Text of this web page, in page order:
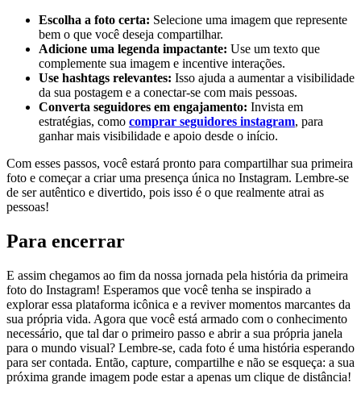
Escolha a ​foto⁢ certa: Selecione uma ​imagem que represente​
bem o que você deseja compartilhar.
Adicione uma legenda impactante: Use um texto que
complemente sua imagem​ e incentive interações.
Use hashtags ⁣relevantes: Isso ajuda a aumentar a visibilidade
da sua ‍postagem e a conectar-se com mais pessoas.
Converta seguidores em engajamento: Invista em
estratégias, como comprar seguidores instagram, para
ganhar mais visibilidade ‌e apoio⁤ desde o ⁢início.
Com esses passos,‍ você estará pronto para ‌compartilhar sua primeira
foto e começar a criar uma presença‌ única no Instagram. Lembre-se
de ser autêntico e divertido, pois isso é o ‌que realmente atrai as
pessoas!
Para encerrar
E assim ‌chegamos ao fim da nossa jornada pela⁤ história da primeira⁤
foto do Instagram! Esperamos ⁤que você tenha se inspirado a
explorar essa plataforma icônica e a reviver momentos marcantes da
sua própria vida. Agora que você está armado com⁤ o conhecimento
necessário, que tal dar o primeiro passo e abrir a sua própria janela
para o mundo ​visual? Lembre-se, cada foto é uma história esperando
para ser contada. Então, capture, compartilhe e não se‌ esqueça: a sua
próxima grande imagem pode estar a ‍apenas um clique de distância!